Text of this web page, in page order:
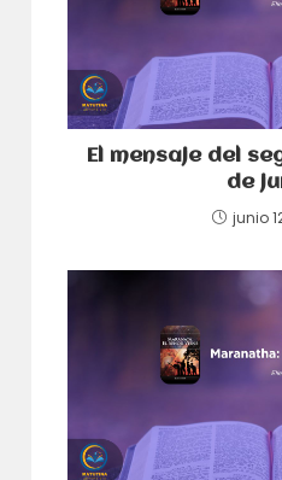
El mensaje del
de
junio